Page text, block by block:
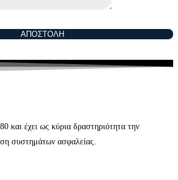
και έχει ως κύρια δραστηριότητα την
συστημάτων ασφαλείας.